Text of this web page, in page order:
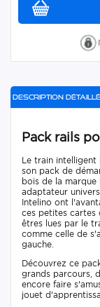
Description
Pack rails
Le train intelligent
son pack de
bois de la
adaptateur
Intelino ont
ces petites cartes
êtres lues par le
comme celle de
gauche.
Découvrez ce
grands parcours,
encore faire
jouet